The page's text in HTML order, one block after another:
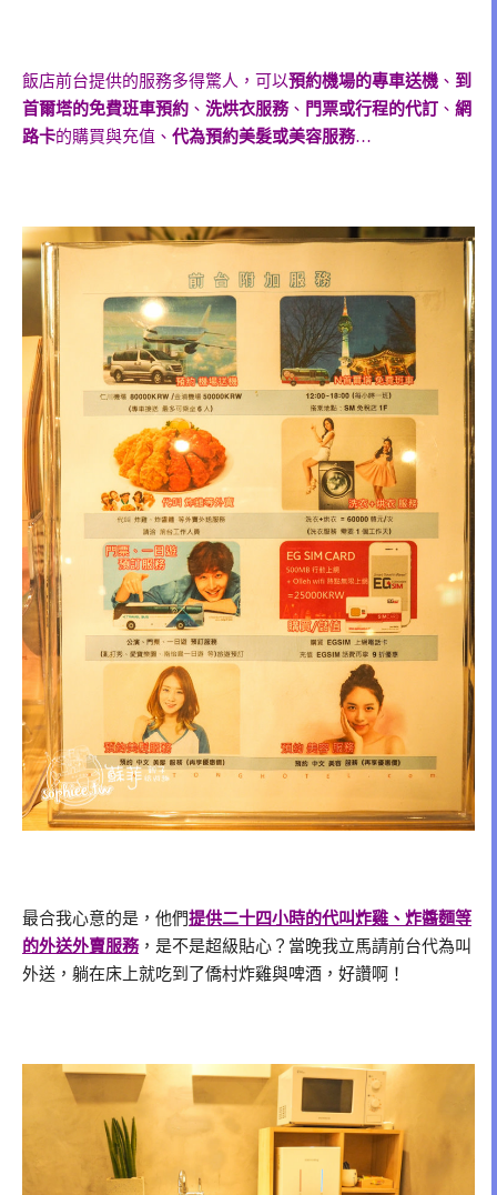
飯店前台提供的服務多得驚人，可以預約機場的專車送機 、 到
首爾塔的免費班車預約 、 洗烘衣服務、 門票或行程的代訂 、 網
路卡的購買與充值、 代為預約美髮或美容服務…
最合我心意的是，他們提供二十四小時的代叫炸雞、炸醬麵等
的外送外賣服務，是不是超級貼心？當晚我立馬請前台代為叫
外送，躺在床上就吃到了僑村炸雞與啤酒，好讚啊！